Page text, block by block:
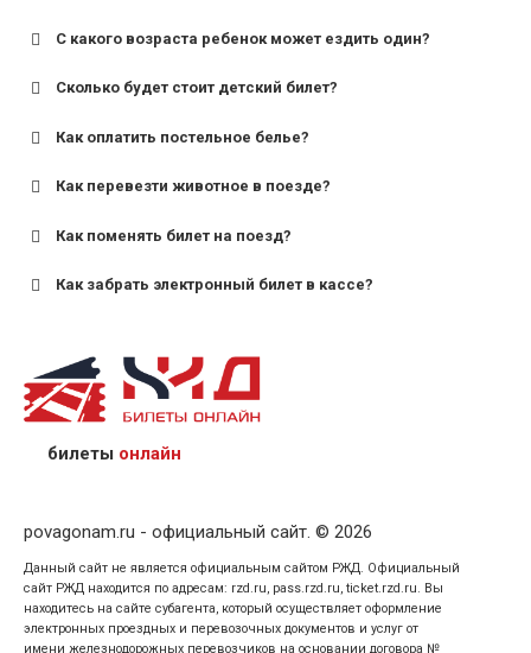
С какого возраста ребенок может ездить один?
для поездов дальнего следования — от 10 лет и
для пригородных поездов — от 7 лет.
Сколько будет стоит детский билет?
Как оплатить постельное белье?
Как перевезти животное в поезде?
Как поменять билет на поезд?
Как забрать электронный билет в кассе?
назвав кассиру 14-значный номер заказа;
предъявив удостоверение личности пассажира, на
кого оформлен билет.
билеты онлайн
povagonam.ru - официальный сайт. © 2026
Данный сайт не является официальным сайтом РЖД. Официальный
сайт РЖД находится по адресам: rzd.ru, pass.rzd.ru, ticket.rzd.ru. Вы
находитесь на сайте субагента, который осуществляет оформление
электронных проездных и перевозочных документов и услуг от
имени железнодорожных перевозчиков на основании договора №